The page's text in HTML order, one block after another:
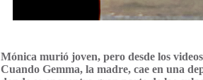
Mónica murió joven, pero desde los
Cuando Gemma, la madre, cae en una